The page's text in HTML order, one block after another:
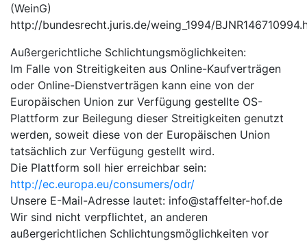
(WeinG)
http://bundesrecht.juris.de/weing_1994/
Außergerichtliche Schlichtungsmöglichkeiten:
Im Falle von Streitigkeiten aus Online-Kaufverträgen
oder Online-Dienstverträgen kann eine von der
Europäischen Union zur Verfügung gestellte OS-
Plattform zur Beilegung dieser Streitigkeiten genutzt
werden, soweit diese von der Europäischen Union
tatsächlich zur Verfügung gestellt wird.
Die Plattform soll hier erreichbar sein:
http://ec.europa.eu/consumers/odr/
Unsere E-Mail-Adresse lautet: info@staffelter-hof.de
Wir sind nicht verpflichtet, an anderen
außergerichtlichen Schlichtungsmöglichkeiten vor